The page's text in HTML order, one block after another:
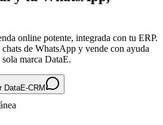
online potente, integrada con tu ERP.
de WhatsApp y vende con ayuda
marca DataE.
DataE-CRM